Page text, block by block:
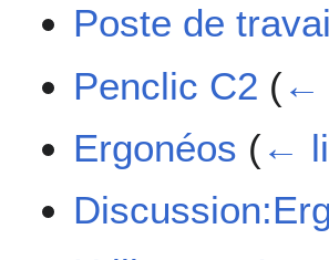
Poste de
Penclic C2 (←
Ergonéos (←